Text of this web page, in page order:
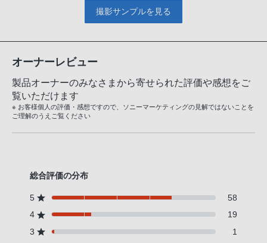
撮影サンプルを見る
オーナーレビュー
製品オーナーのみなさまから寄せられた評価や感想をご
覧いただけます
※ お客様個人の評価・感想ですので、ソニーマーケティングの見解ではないことを
ご理解のうえご覧ください
総合評価の分布
5
58
4
19
3
1